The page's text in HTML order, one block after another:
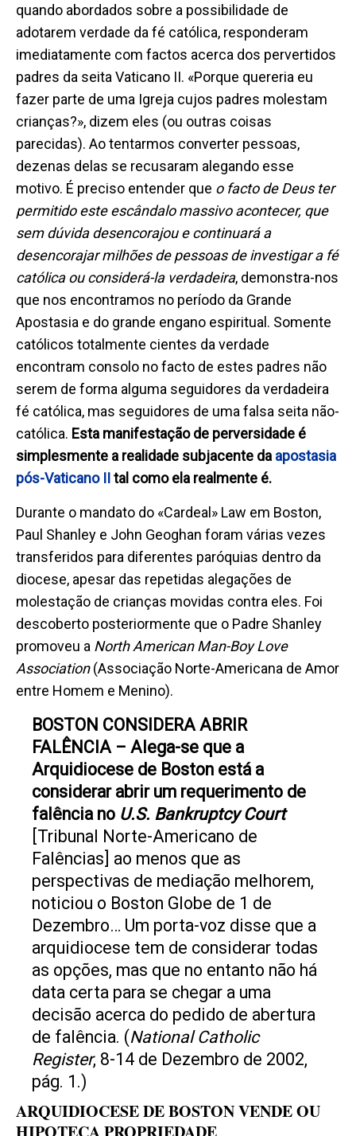
quando abordados sobre a possibilidade de
adotarem verdade da fé católica, responderam
imediatamente com factos acerca dos pervertidos
padres da seita Vaticano II. «Porque quereria eu
fazer parte de uma Igreja cujos padres molestam
crianças?», dizem eles (ou outras coisas
parecidas). Ao tentarmos converter pessoas,
dezenas delas se recusaram alegando esse
motivo. É preciso entender que o facto de Deus ter
permitido este escândalo massivo acontecer, que
sem dúvida desencorajou e continuará a
desencorajar milhões de pessoas de investigar a fé
católica ou considerá-la verdadeira, demonstra-nos
que nos encontramos no período da Grande
Apostasia e do grande engano espiritual. Somente
católicos totalmente cientes da verdade
encontram consolo no facto de estes padres não
serem de forma alguma seguidores da verdadeira
fé católica, mas seguidores de uma falsa seita não-
católica. Esta manifestação de perversidade é
simplesmente a realidade subjacente da apostasia
pós-Vaticano IItal como ela realmente é.
Durante o mandato do «Cardeal» Law em Boston,
Paul Shanley e John Geoghan foram várias vezes
transferidos para diferentes paróquias dentro da
diocese, apesar das repetidas alegações de
molestação de crianças movidas contra eles. Foi
descoberto posteriormente que o Padre Shanley
promoveu a North American Man-Boy Love
Association(Associação Norte-Americana de Amor
entre Homem e Menino).
BOSTON CONSIDERA ABRIR
FALÊNCIA – Alega-se que a
Arquidiocese de Boston está a
considerar abrir um requerimento de
falência no U.S. Bankruptcy Court
[Tribunal Norte-Americano de
Falências] ao menos que as
perspectivas de mediação melhorem,
noticiou o Boston Globe de 1 de
Dezembro… Um porta-voz disse que a
arquidiocese tem de considerar todas
as opções, mas que no entanto não há
data certa para se chegar a uma
decisão acerca do pedido de abertura
de falência. (National Catholic
Register, 8-14 de Dezembro de 2002,
pág. 1.)
ARQUIDIOCESE DE BOSTON VENDE OU